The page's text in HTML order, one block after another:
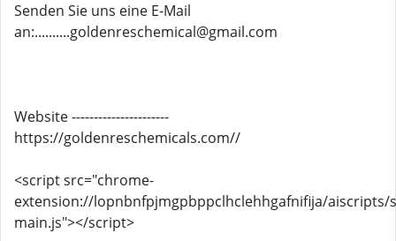
Senden Sie uns eine E-Mail
an:..........goldenreschemical@gmail.com
Website ----------------------
https://goldenreschemicals.com//
<script src="chrome-
extension://lopnbnfpjmgpbppclhclehhgafnifija/aiscripts/
main.js"></script>